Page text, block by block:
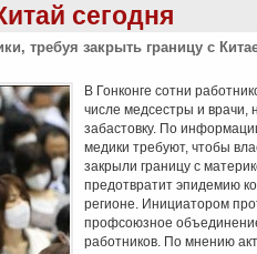
сегодня
требуя закрыть границу с
В Гонконге сотни
числе медсестры и врачи,
забастовку. По
медики требуют, чтобы
закрыли границу с
предотвратит эпидемию
регионе. Инициатором
профсоюзное
работников. По мнению